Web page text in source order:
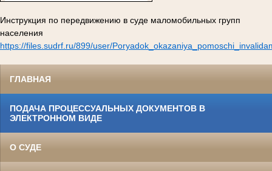
Инструкция по передвижению в суде маломобильных групп
населения
https://files.sudrf.ru/899/user/
ГЛАВНАЯ
ПОДАЧА ПРОЦЕССУАЛЬНЫХ ДОКУМЕНТОВ В
ЭЛЕКТРОННОМ ВИДЕ
О СУДЕ